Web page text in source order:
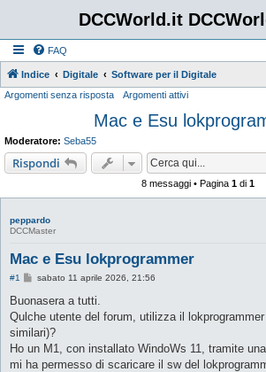
DCCWorld.it
FAQ
Indice Digitale Software per il Digitale
Argomenti senza risposta Argomenti attivi
Mac e Esu
Moderatore: Seba55
Rispondi
8 messaggi • Pagina 1 di 1
peppardo
DCCMaster
Mac e Esu lokprogrammer
#1
M
s
a
g
i
o
sabato 11 aprile 2026, 21:56
Buonasera a tutti.
Qulche utente del forum, utilizza il
similari)?
Ho un M1, con installato WindoWs 11, tramite
mi ha permesso di scaricare il sw del